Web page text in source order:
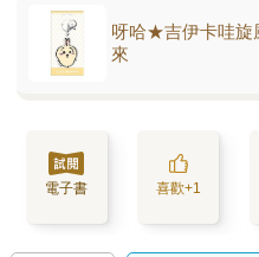
呀哈★吉伊卡哇旋
來
電子書 喜歡+1